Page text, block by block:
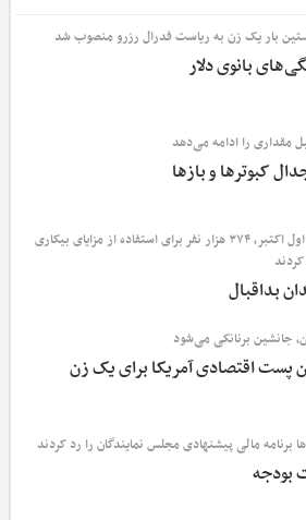
بار یک زن به ریاست فدرال رزرو منصوب شد
بانوی دلار
مقداری را ادامه می‌دهد
کبوترها و بازها
در هفته اول اکتبر، ۳۷۴ هزار نفر برای استفاده از مزایای بیکاری
بداقبال
جانشین برنانکی می‌شود
پست اقتصادی آمریکا برای یک زن
برنامه مالی پیشنهادی مجلس نمایندگان را رد کردند
بودجه